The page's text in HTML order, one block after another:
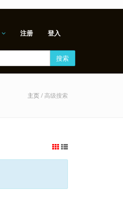
注册 登入
搜索
主页/ 高级搜索